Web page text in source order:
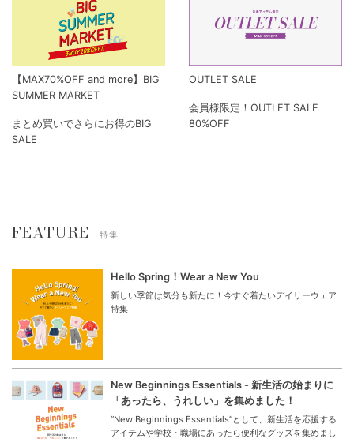
【MAX70%OFF and more】BIG
SUMMER MARKET
まとめ買いでさらにお得のBIG
SALE
OUTLET SALE
会員様限定！OUTLET SALE
80%OFF
FEATURE 特集
Hello Spring！Wear a New You
新しい季節は気分も新たに！今すぐ着たいデイリーウェア
特集
New Beginnings Essentials - 新生活の始まりに
「あったら、うれしい」を集めました！
“New Beginnings Essentials”として、新生活を応援する
アイテムや学校・職場にあったら便利なグッズを集めまし